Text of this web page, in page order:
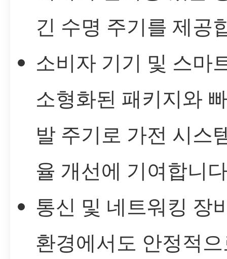
긴 수명 주기를 제공
소비자 기기 및 스마
소형화된 패키지와
발 주기로 가전 시스
율 개선에 기여합니
통신 및 네트워킹 장
환경에서도 안정적